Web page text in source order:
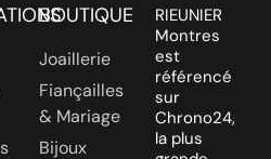
BOUTIQUE
Joaillerie
Fiançailles
& Mariage
Bijoux
RIEUNIER
Montres
est
référencé
sur
Chrono24,
la plus